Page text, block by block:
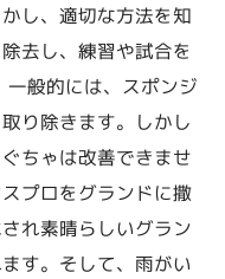
し、適切な方法を知
去し、練習や試合を
般的には、スポンジ
り除きます。しかし
ちゃは改善できませ
プロをグランドに撒
れ素晴らしいグラン
す。そして、雨がい